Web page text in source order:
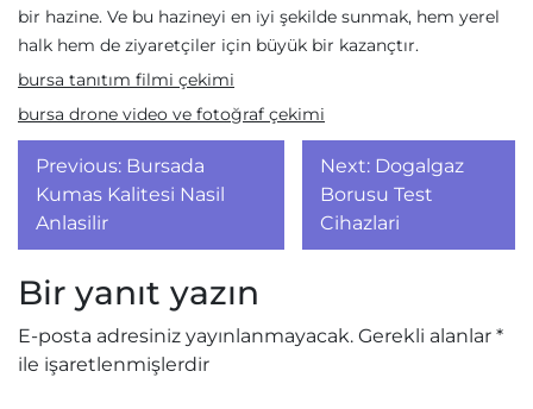
bir hazine. Ve bu hazineyi en iyi şekilde sunmak, hem yerel
halk hem de ziyaretçiler için büyük bir kazançtır.
bursa tanıtım filmi çekimi
bursa drone video ve fotoğraf çekimi
Yazı
gezinmesi
Previous: Bursada
Kumas Kalitesi Nasil
Anlasilir
Next: Dogalgaz
Borusu Test
Cihazlari
Bir yanıt yazın
E-posta adresiniz yayınlanmayacak. Gerekli alanlar *
ile işaretlenmişlerdir